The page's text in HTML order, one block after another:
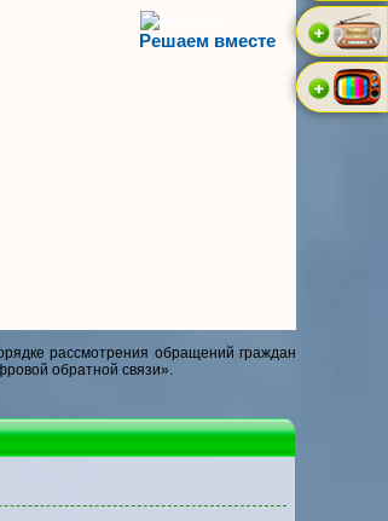
Решаем вместе
рассмотрения обращений граждан
обратной связи».